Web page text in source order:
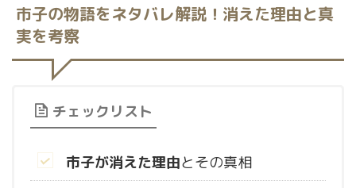
市子の物語をネタバレ解説！消えた理由と真
実を考察
チェックリスト
市子が消えた理由とその真相